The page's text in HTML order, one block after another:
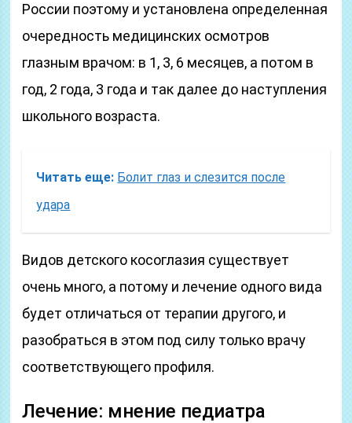
России поэтому и установлена определенная
очередность медицинских осмотров
глазным врачом: в 1, 3, 6 месяцев, а потом в
год, 2 года, 3 года и так далее до наступления
школьного возраста.
Читать еще: Болит глаз и слезится после
удара
Видов детского косоглазия существует
очень много, а потому и лечение одного вида
будет отличаться от терапии другого, и
разобраться в этом под силу только врачу
соответствующего профиля.
Лечение: мнение педиатра